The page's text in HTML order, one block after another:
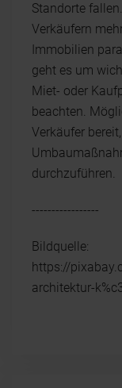
Standorte
Verkäufern
Immobilien
geht es um
Miet- oder
beachten.
Verkäufer
durchzuführen.
-----------------
Bildquelle:
https://
architektur-